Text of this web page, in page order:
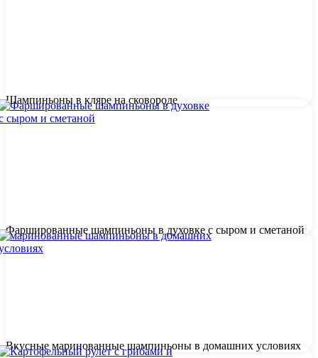
Шампиньоны в кляре на сковороде
Фаршированные шампиньоны в духовке с сыром и сметаной
Вкусные маринованные шампиньоны в домашних условиях